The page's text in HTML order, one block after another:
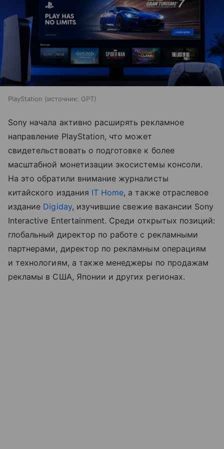
PlayStation источник: GPT
Sony начала активно расширять рекламное
направление PlayStation, что может
свидетельствовать о подготовке к более
масштабной монетизации экосистемы консоли.
На это обратили внимание журналисты
китайского издания IT Home, а также отраслевое
издание Digiday, изучившие свежие вакансии Sony
Interactive Entertainment. Среди открытых позиций:
глобальный директор по работе с рекламными
партнерами, директор по рекламным операциям
и технологиям, а также менеджеры по продажам
рекламы в США, Японии и других регионах.